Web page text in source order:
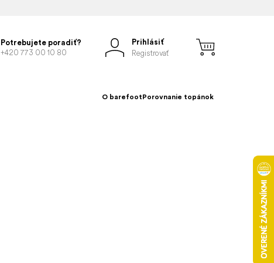
Potrebujete poradiť?
+420 773 00 10 80
Prihlásiť
Registrovať
O barefootPorovnanie topánok